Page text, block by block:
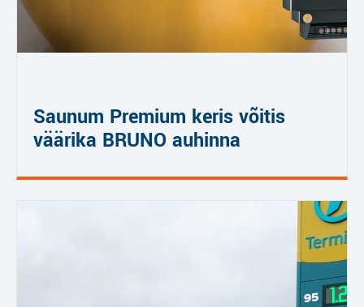
Saunum Premium keris võitis
väärika BRUNO auhinna